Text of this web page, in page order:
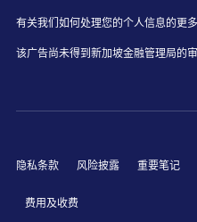
有关我们如何处理您的个人信息的更
该广告尚未得到新加坡金融管理局的审
隐私条款 风险披露 重要笔记
费用及收费